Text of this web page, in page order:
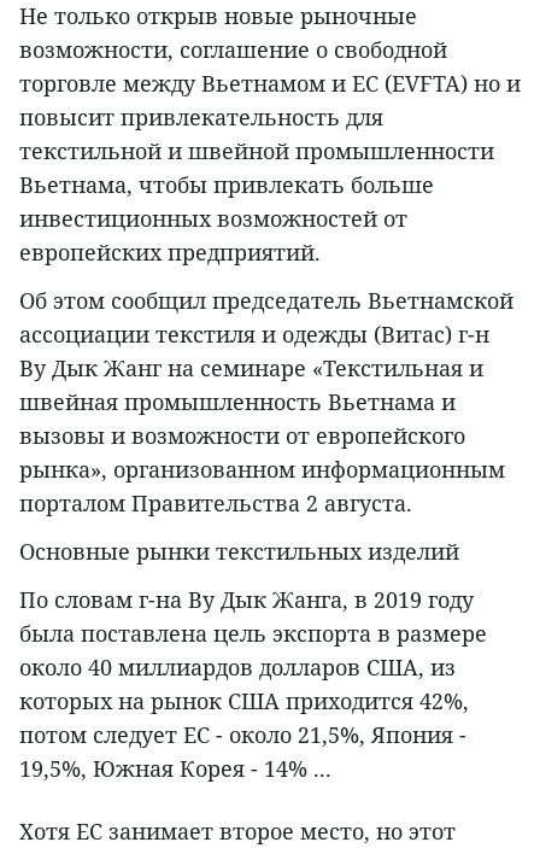
Не только открыв новые рыночные
возможности, соглашение о свободной
торговле между Вьетнамом и ЕС (EVFTA) но и
повысит привлекательность для
текстильной и швейной промышленности
Вьетнама, чтобы привлекать больше
инвестиционных возможностей от
европейских предприятий.
Об этом сообщил председатель Вьетнамской
ассоциации текстиля и одежды (Витас) г-н
Ву Дык Жанг на семинаре «Текстильная и
швейная промышленность Вьетнама и
вызовы и возможности от европейского
рынка», организованном информационным
порталом Правительства 2 августа.
Основные рынки текстильных изделий
По словам г-на Ву Дык Жанга, в 2019 году
была поставлена цель экспорта в размере
около 40 миллиардов долларов США, из
которых на рынок США приходится 42%,
потом следует ЕС - около 21,5%, Япония -
19,5%, Южная Корея - 14% ...
Хотя ЕС занимает второе место, но этот